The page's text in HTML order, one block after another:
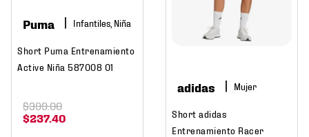
Puma Infantiles, Niña
Short Puma Entrenamiento
Active Niña 587008 01
$237.40
$399.00
adidas Mujer
Short adidas
Entrenamiento Racer